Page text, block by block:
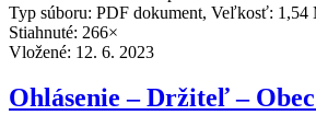
Typ súboru: PDF dokument, Veľkosť: 1,54
Stiahnuté: 266×
Vložené: 12. 6. 2023
Ohlásenie – Držiteľ –